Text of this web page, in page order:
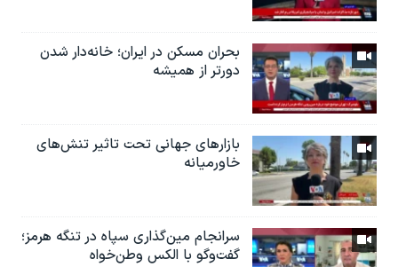
بحران مسکن در ایران؛ خانه‌دار شدن
دورتر از همیشه
بازارهای جهانی تحت تاثیر تنش‌های
خاورمیانه
سرانجام مین‌گذاری‌ سپاه در تنگه هرمز؛
گفت‌وگو با الکس وطن‌خواه